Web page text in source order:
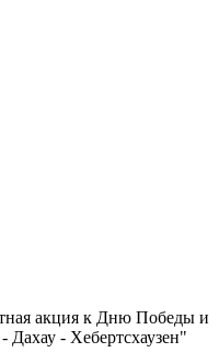
акция к Дню Победы и
- Хебертсхаузен"